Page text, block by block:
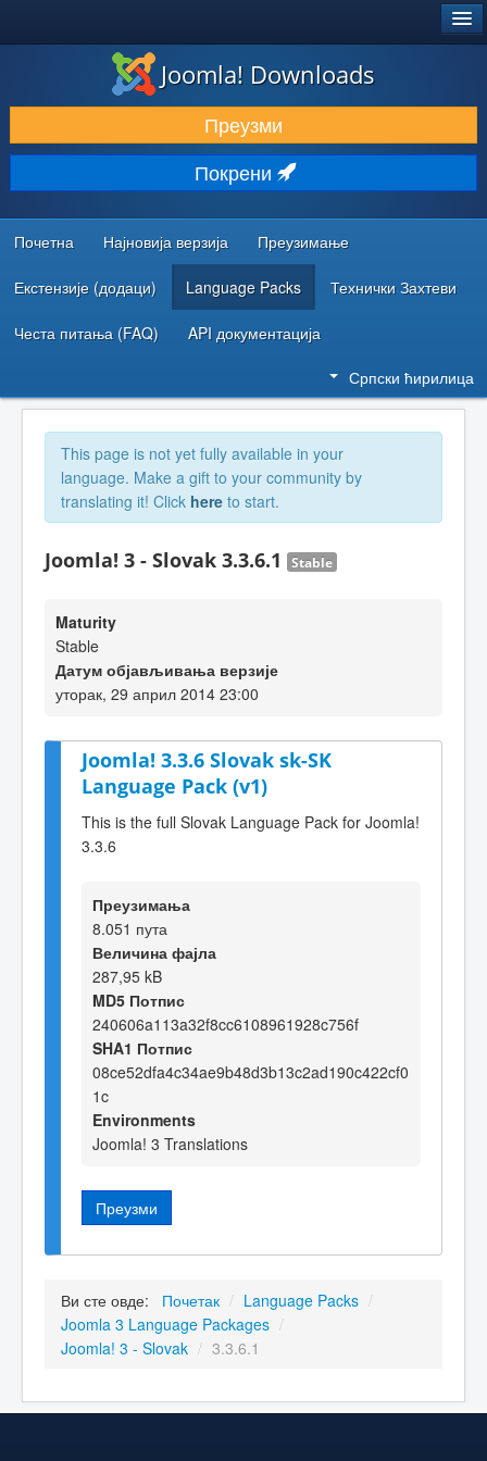
ПРЕУЗИМАЊЕ И ПРОШИРЕЊА (ЕКСТЕНЗИЈЕ)
ОТКРИЈТЕ И НАУЧИТЕ
ЗАЈЕДНИЦА И ПОДРШКА
РЕСУРСИ ЗА РАЗВОЈ
Joomla! Downloads
Преузми
Покрени
Почетна Најновија верзија Преузимање
Екстензије (додаци) Language Packs Технички Захтеви
Честа питања (FAQ) API документација
Српски ћирилица
This page is not yet fully available in your
language. Make a gift to your community by
translating it! Click here to start.
Joomla! 3 - Slovak 3.3.6.1 Stable
Maturity
Stable
Датум објављивања верзије
уторак, 29 април 2014 23:00
Joomla! 3.3.6 Slovak sk-SK
Language Pack (v1)
This is the full Slovak Language Pack for Joomla!
3.3.6
Преузимања
8.051 пута
Величина фајла
287,95 kB
MD5 Потпис
240606a113a32f8cc6108961928c756f
SHA1 Потпис
08ce52dfa4c34ae9b48d3b13c2ad190c422cf0
1c
Environments
Joomla! 3 Translations
Преузми
Ви сте овде: Почетак / Language Packs /
Joomla 3 Language Packages /
Joomla! 3 - Slovak / 3.3.6.1